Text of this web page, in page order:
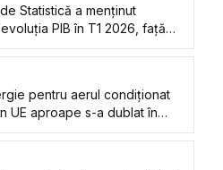
a menţinut
PIB în T1 2026, faţă
în iunie, economia raportând
în primele trei luni din 2026
pentru aerul condiționat
UE aproape s-a dublat în
România